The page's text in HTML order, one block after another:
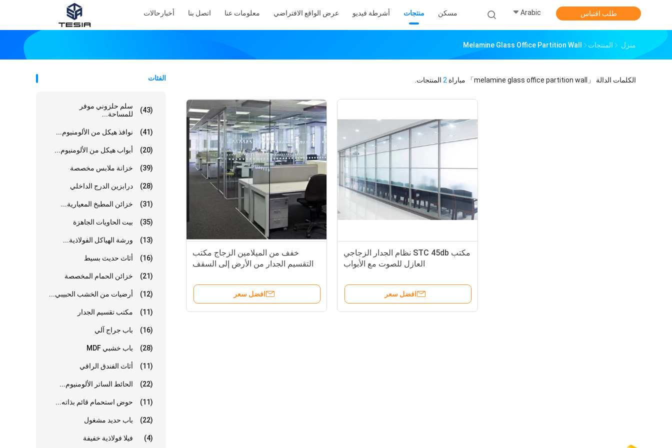
مسكن منتجات أشرطة فيديو عرض الواقع الافتراضي معلومات عنا اتصل بنا أخبار حالات Arabic طلب اقتباس
منزل المنتجات Melamine Glass Office Partition Wall
الفئات
سلم حلزوني موفر
للمساحة...
(43)
نوافذ هيكل من الألومنيوم... (41)
أبواب هيكل من الألومنيوم... (20)
خزانة ملابس مخصصة (39)
درابزين الدرج الداخلي (28)
خزائن المطبخ المعيارية... (31)
بيت الحاويات الجاهزة (35)
ورشة الهياكل الفولاذية... (13)
أثاث حديث بسيط (16)
خزائن الحمام المخصصة (21)
أرضيات من الخشب الحبيبي... (12)
مكتب تقسيم الجدار (11)
باب جراج آلي (16)
باب خشبي MDF (28)
أثاث الفندق الراقي (11)
الحائط الساتر الألومنيوم... (22)
حوض استحمام قائم بذاته... (11)
باب حديد مشغول (22)
فيلا فولاذية خفيفة (4)
الكلمات الدالة 「melamine glass office partition wall」 مباراة 2 المنتجات.
خفف من الميلامين الزجاج مكتب
التقسيم الجدار من الأرض إلى السقف
افضل سعر
مكتب STC 45db نظام الجدار الزجاجي
العازل للصوت مع الأبواب
افضل سعر